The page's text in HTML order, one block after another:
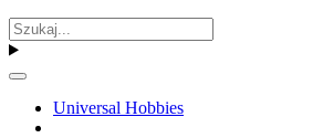
Universal Hobbies